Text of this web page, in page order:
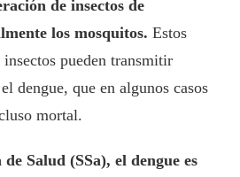
de insectos de
los mosquitos. Estos
pueden transmitir
dengue, que en algunos casos
mortal.
Salud (SSa), el dengue es